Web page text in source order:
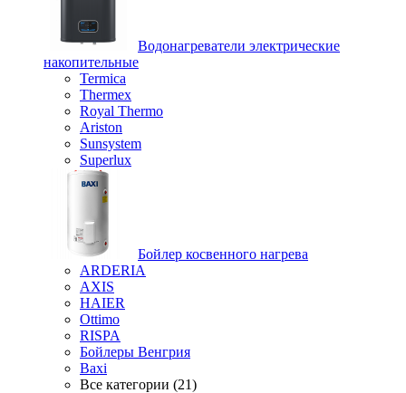
Водонагреватели электрические
накопительные
Termica
Thermex
Royal Thermo
Ariston
Sunsystem
Superlux
Бойлер косвенного нагрева
ARDERIA
AXIS
HAIER
Ottimo
RISPA
Бойлеры Венгрия
Baxi
Все категории (21)